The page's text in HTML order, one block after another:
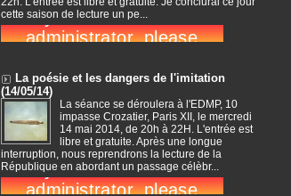
cette saison de lecture un pe...
La poésie et les dangers de l'imitation
(14/05/14)
La séance se déroulera à l'EDMP, 10
impasse Crozatier, Paris XII, le mercredi
14 mai 2014, de 20h à 22H. L'entrée est
libre et gratuite. Après une longue
interruption, nous reprendrons la lecture de la
République en abordant un passage célèbr...